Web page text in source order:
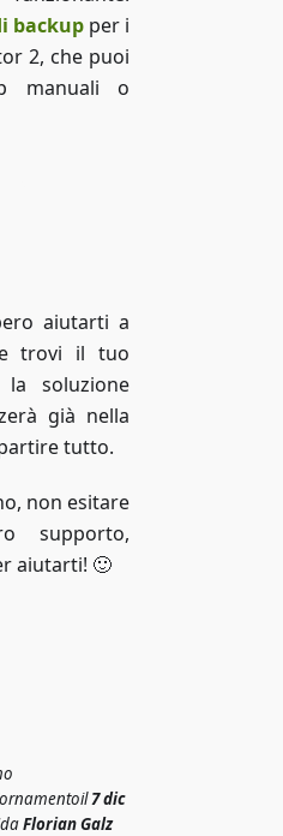
backupper i
2, che puoi
manuali o
aiutarti a
trovi il tuo
soluzione
già nella
tutto.
non esitare
supporto,
aiutarti! 🙂
il7 dic
daFlorian Galz